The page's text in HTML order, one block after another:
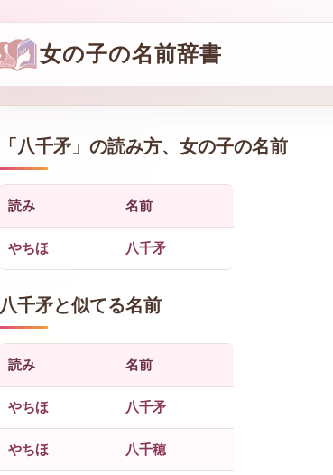
女の子の名前辞書
「八千矛 」の読み方、女の子の名前
読み 名前
やちほ 八千矛
八千矛と似てる名前
読み 名前
やちほ 八千矛
やちほ 八千穂